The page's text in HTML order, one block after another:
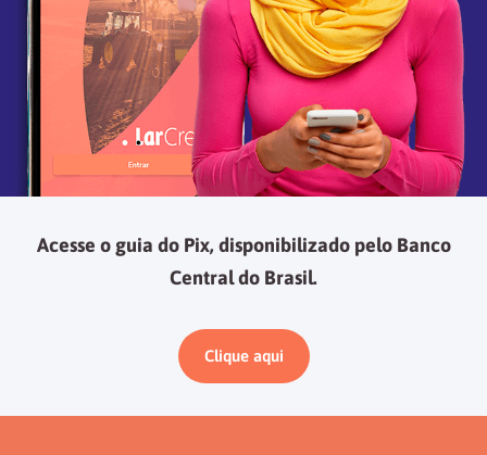
Acesse o guia do Pix, disponibilizado pelo Banco
Central do Brasil.
Clique aqui